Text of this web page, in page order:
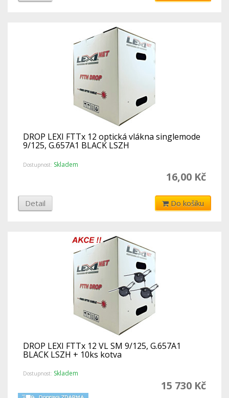
DROP LEXI FTTx 12 optická vlákna singlemode
9/125, G.657A1 BLACK LSZH
Dostupnost: Skladem
16,00 Kč
Detail Do košíku
DROP LEXI FTTx 12 VL SM 9/125, G.657A1
BLACK LSZH + 10ks kotva
Dostupnost: Skladem
15 730 Kč